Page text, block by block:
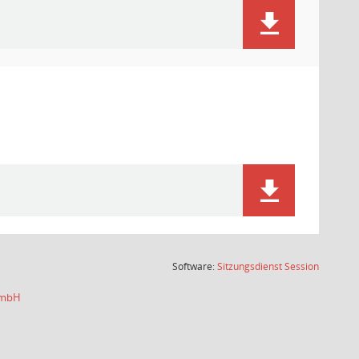
Software:SitzungsdienstSession(Wird in